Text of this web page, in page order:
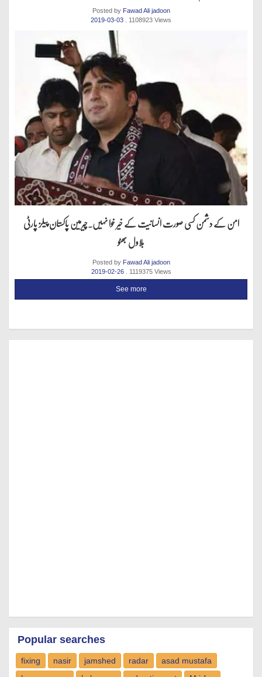
Posted by Fawad Ali jadoon
2019-03-03
. 1108923 Views
امن کے دشمن کسی صورت انسانیت کے خیر خوا نہیں.چیرمین پاکستان پیلز پارٹی
بلاول بھٹو
Posted by Fawad Ali jadoon
2019-02-26
. 1119375 Views
See more
Popular searches
fixing nasir jamshed radar
asad mustafa